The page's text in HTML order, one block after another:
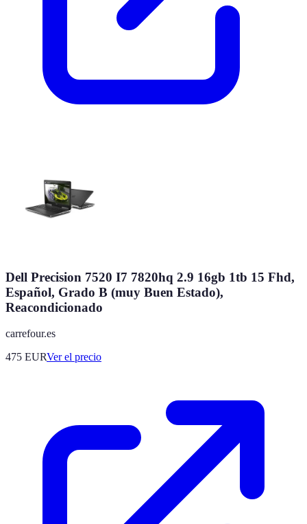
Dell Precision 7520 I7 7820hq 2.9 16gb 1tb 15 Fhd,
Español, Grado B (muy Buen Estado),
Reacondicionado
carrefour.es
475 EURVer el precio